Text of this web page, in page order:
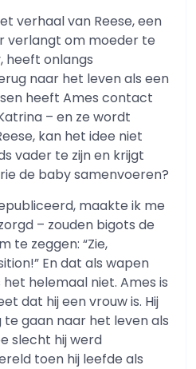
verhaal van Reese, een
verlangt om moeder te
heeft onlangs
naar het leven als een
heeft Ames contact
– en ze wordt
kan het idee niet
vader te zijn en krijgt
de baby samenvoeren?
maakte ik me
– zouden bigots de
te zeggen: “Zie,
En dat als wapen
helemaal niet. Ames is
dat hij een vrouw is. Hij
gaan naar het leven als
slecht hij werd
toen hij leefde als